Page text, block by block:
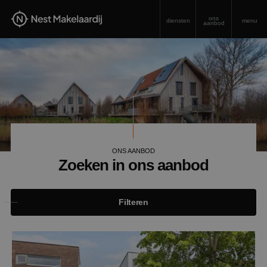
diensten ons
aanbod menu
ONS AANBOD
Zoeken in ons aanbod
Filteren